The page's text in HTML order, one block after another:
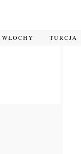
WŁOCHY TURCJA